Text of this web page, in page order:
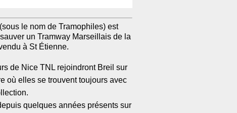
le nom de Tramophiles) est
un Tramway Marseillais de la
à St Étienne.
de Nice TNL rejoindront Breil sur
où elles se trouvent toujours avec
quelques années présents sur